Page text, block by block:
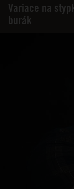
Variace na
burák